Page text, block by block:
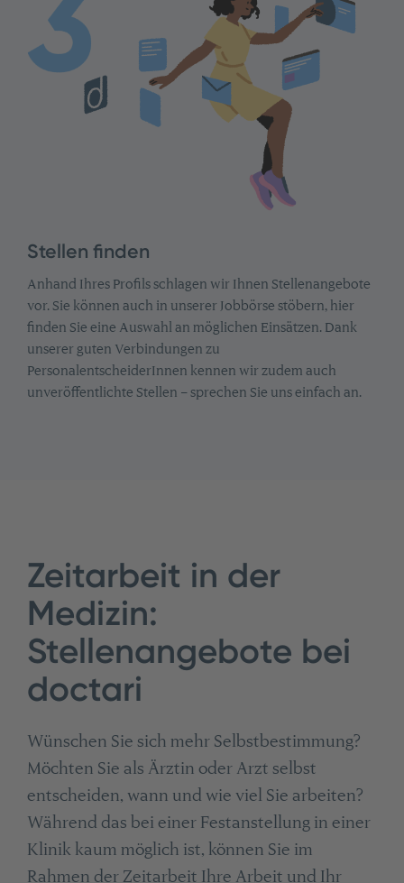
Stellen finden
Anhand Ihres Profils schlagen wir Ihnen Stellenangebote
vor. Sie können auch in unserer Jobbörse stöbern, hier
finden Sie eine Auswahl an möglichen Einsätzen. Dank
unserer guten Verbindungen zu
PersonalentscheiderInnen kennen wir zudem auch
unveröffentlichte Stellen – sprechen Sie uns einfach an.
Zeitarbeit in der
Medizin:
Stellenangebote bei
doctari
Wünschen Sie sich mehr Selbstbestimmung?
Möchten Sie als Ärztin oder Arzt selbst
entscheiden, wann und wie viel Sie arbeiten?
Während das bei einer Festanstellung in einer
Klinik kaum möglich ist, können Sie im
Rahmen der Zeitarbeit Ihre Arbeit und Ihr